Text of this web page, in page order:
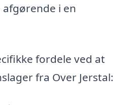
i en
fordele ved at
fra Over Jerstal: